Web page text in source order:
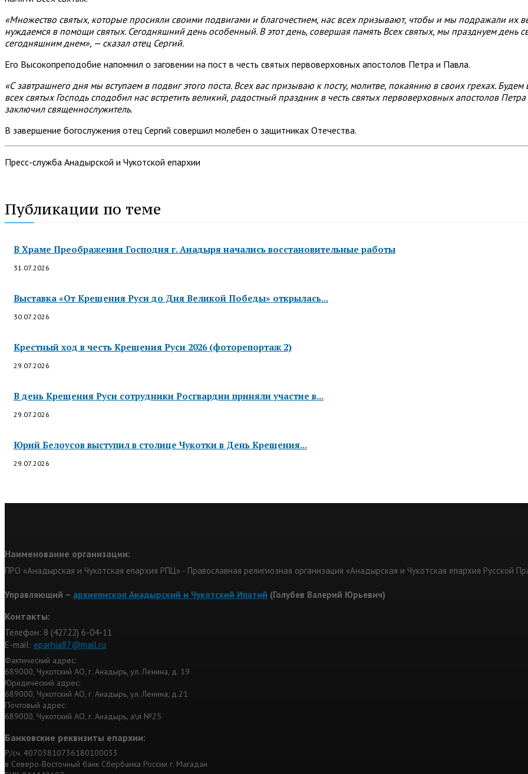
«Множество святых, которые просияли своими подвигами и благочестием, нас всех призывают, чтобы и мы подражали их
нуждаемся в помощи святых. Сегодняшний день особенный. В этот день, совершая память Всех святых, мы празднуем день
сегодняшним днем», — сказал отец Сергий.
Его Высокопреподобие напомнил о заговении на пост в честь святых первоверховных апостолов Петра и Павла.
«С завтрашнего дня мы вступаем в подвиг этого поста. Всех вас призываю к посту, молитве, покаянию в своих грехах.
всех святых Господь сподобил нас встретить великий, радостный праздник в честь святых первоверховных апостолов
заключил священнослужитель.
В завершение богослужения отец Сергий совершил молебен о защитниках Отечества.
Пресс-служба Анадырской и Чукотской епархии
Публикации по теме
В Храме Преображения Господня г. Анадыря начались восстановительные работы
31.07.2026
Выставка «От Крещения Руси до Дня Великой Победы» открылась...
30.07.2026
Крестный ход в честь Крещения Руси 2026 (фоторепортаж 2)
29.07.2026
В день Крещения Руси сотрудники Росгвардии приняли участие в...
29.07.2026
Юрий Белоусов выступил в столице Чукотки в День Крещения...
29.07.2026
Наименование организации:
ПРО «Анадырская и Чукотская епархия РПЦ» - Православная религиозная организация «Анадырская и Чукотская епархия Русской
Управляющий – архиепископ Анадырский и Чукотский Ипатий (Голубев Валерий Юрьевич)
Контакты:
Телефон: 8 (42722) 6-04-11
Е-mail: eparhia87@mail.ru
Фактический адрес:
689000, Чукотский АО, г. Анадырь, ул. Ленина, д. 19
Юридический адрес:
689000, Чукотский АО, г. Анадырь, ул. Ленина, д.21
Почтовый адрес:
689000, Чукотский АО, г. Анадырь, а\я №25
Банковские реквизиты епархии:
Р/сч. 40703810736180100033
в Северо-Восточный банк Сбербанка России г. Магадан